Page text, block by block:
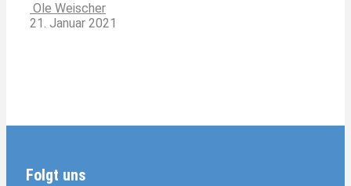
Ole Weischer
21. Januar 2021
Folgt uns